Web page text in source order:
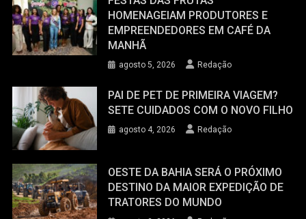
HOMENAGEIAM PRODUTORES E
EMPREENDEDORES EM CAFÉ DA
MANHÃ
agosto 5, 2026 Redação
PAI DE PET DE PRIMEIRA VIAGEM?
SETE CUIDADOS COM O NOVO FILHO
agosto 4, 2026 Redação
OESTE DA BAHIA SERÁ O PRÓXIMO
DESTINO DA MAIOR EXPEDIÇÃO DE
TRATORES DO MUNDO